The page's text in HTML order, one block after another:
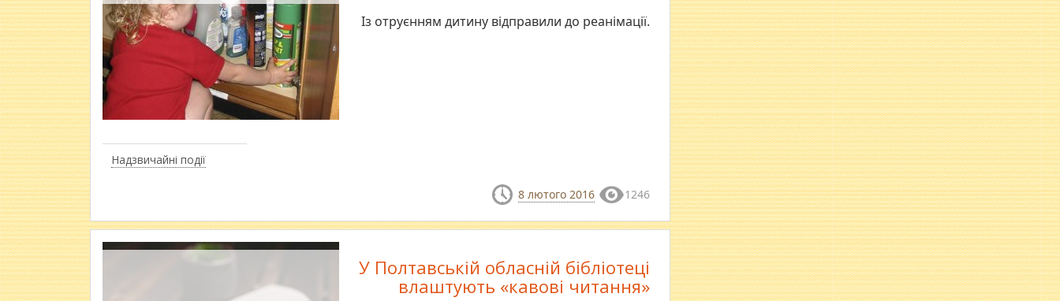
Надзвичайні події
Із отруєнням дитину відправили до реанімації.
8 лютого 2016 1246
У Полтавській обласній бібліотеці
влаштують «кавові читання»